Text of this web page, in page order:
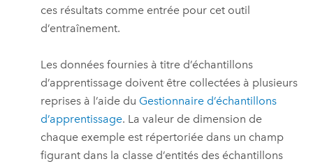
ces résultats comme entrée pour cet outil
d’entraînement.
Les données fournies à titre d’échantillons
d’apprentissage doivent être collectées à plusieurs
reprises à l’aide du Gestionnaire d’échantillons
d’apprentissage. La valeur de dimension de
chaque exemple est répertoriée dans un champ
figurant dans la classe d’entités des échantillons